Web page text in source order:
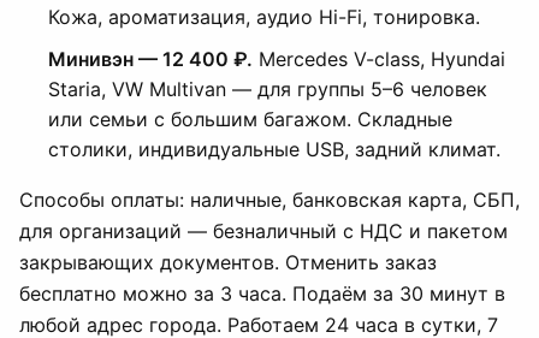
Кожа, ароматизация, аудио Hi-Fi, тонировка.
Минивэн — 12 400 ₽. Mercedes V-class, Hyundai
Staria, VW Multivan — для группы 5–6 человек
или семьи с большим багажом. Складные
столики, индивидуальные USB, задний климат.
Способы оплаты: наличные, банковская карта, СБП,
для организаций — безналичный с НДС и пакетом
закрывающих документов. Отменить заказ
бесплатно можно за 3 часа. Подаём за 30 минут в
любой адрес города. Работаем 24 часа в сутки, 7